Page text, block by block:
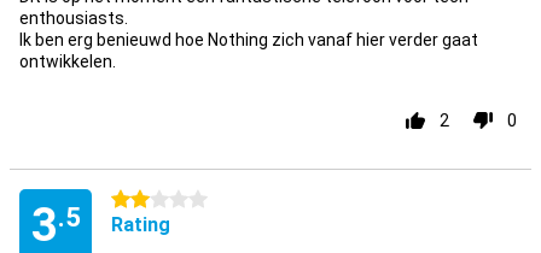
enthousiasts.
Ik ben erg benieuwd hoe Nothing zich vanaf hier verder gaat
ontwikkelen.
2 0
3.5
2 stars
Rating